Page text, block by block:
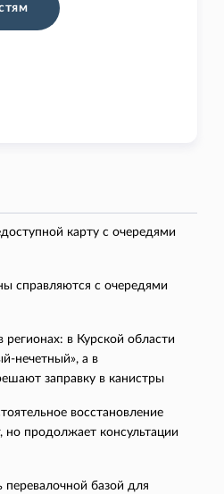
карту с очередями
справляются с очередями
в Курской области
нечетный», а в
заправку в канистры
восстановление
но продолжает консультации
перевалочной базой для